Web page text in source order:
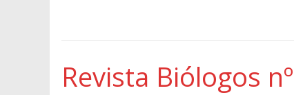
Revista Biólogos